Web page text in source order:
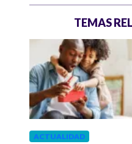
TEMAS
ACTUALIDAD